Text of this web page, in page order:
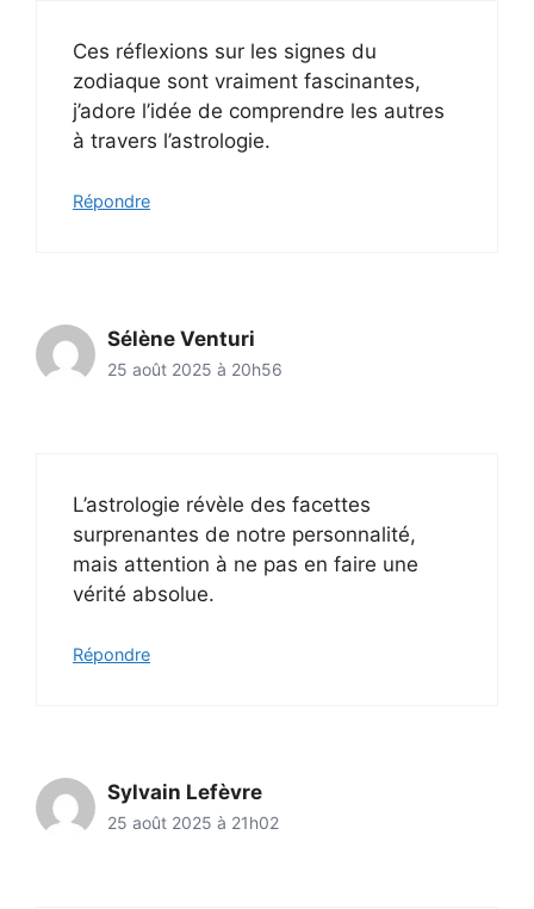
Ces réflexions sur les signes du
zodiaque sont vraiment fascinantes,
j’adore l’idée de comprendre les autres
à travers l’astrologie.
Répondre
Sélène Venturi
25 août 2025 à 20h56
L’astrologie révèle des facettes
surprenantes de notre personnalité,
mais attention à ne pas en faire une
vérité absolue.
Répondre
Sylvain Lefèvre
25 août 2025 à 21h02